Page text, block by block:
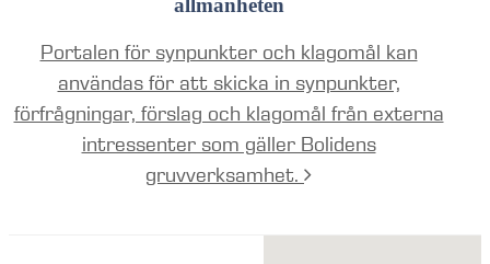
allmänheten
Portalen för synpunkter och klagomål kan
användas för att skicka in synpunkter,
förfrågningar, förslag och klagomål från externa
intressenter som gäller Bolidens
gruvverksamhet.